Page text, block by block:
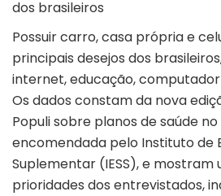
dos brasileiros
Possuir carro, casa própria e
principais desejos dos
internet, educação,
Os dados constam da nova
Populisobre planos de saúde no
encomendada pelo Instituto de
Suplementar (IESS), e mostram
prioridades dos entrevistados,